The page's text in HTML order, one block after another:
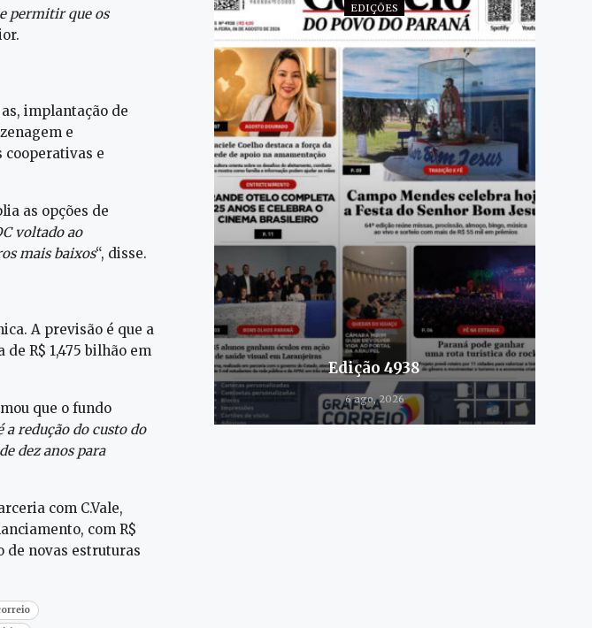
permitir que os
implantação de
e
cooperativas e
as opções de
voltado ao
mais baixos“, disse.
A previsão é que a
R$ 1,475 bilhão em
que o fundo
redução do custo do
dez anos para
com C.Vale,
com R$
de novas estruturas
EDIÇÕES
Edição 4938
6 ago, 2026